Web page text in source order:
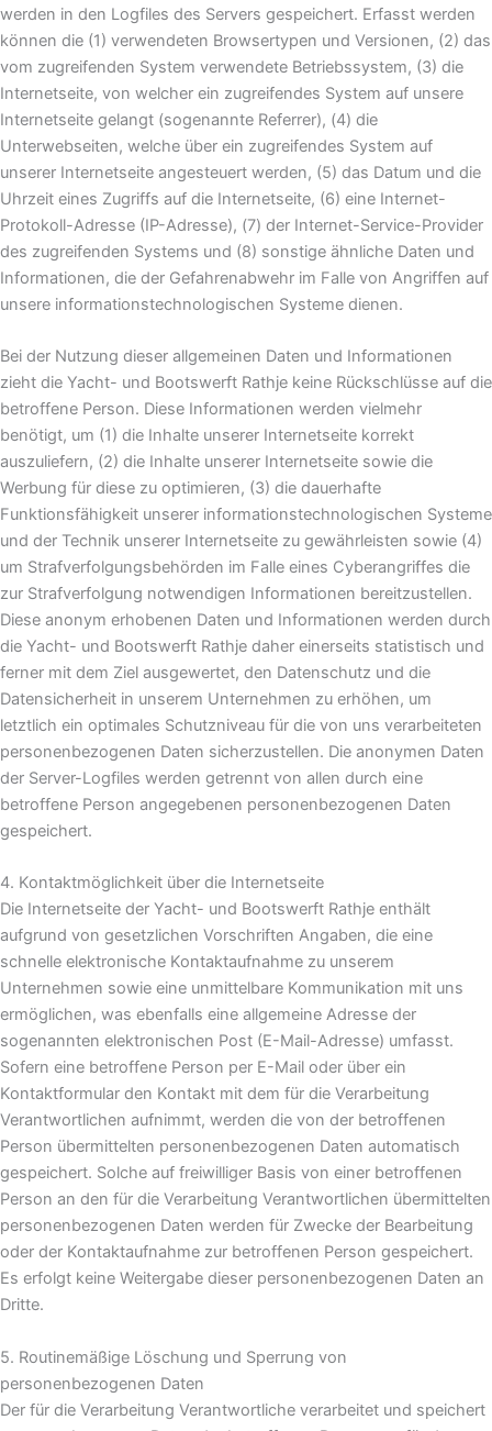
werden in den Logfiles des Servers gespeichert. Erfasst werden
können die (1) verwendeten Browsertypen und Versionen, (2) das
vom zugreifenden System verwendete Betriebssystem, (3) die
Internetseite, von welcher ein zugreifendes System auf unsere
Internetseite gelangt (sogenannte Referrer), (4) die
Unterwebseiten, welche über ein zugreifendes System auf
unserer Internetseite angesteuert werden, (5) das Datum und die
Uhrzeit eines Zugriffs auf die Internetseite, (6) eine Internet-
Protokoll-Adresse (IP-Adresse), (7) der Internet-Service-Provider
des zugreifenden Systems und (8) sonstige ähnliche Daten und
Informationen, die der Gefahrenabwehr im Falle von Angriffen auf
unsere informationstechnologischen Systeme dienen.
Bei der Nutzung dieser allgemeinen Daten und Informationen
zieht die Yacht- und Bootswerft Rathje keine Rückschlüsse auf die
betroffene Person. Diese Informationen werden vielmehr
benötigt, um (1) die Inhalte unserer Internetseite korrekt
auszuliefern, (2) die Inhalte unserer Internetseite sowie die
Werbung für diese zu optimieren, (3) die dauerhafte
Funktionsfähigkeit unserer informationstechnologischen Systeme
und der Technik unserer Internetseite zu gewährleisten sowie (4)
um Strafverfolgungsbehörden im Falle eines Cyberangriffes die
zur Strafverfolgung notwendigen Informationen bereitzustellen.
Diese anonym erhobenen Daten und Informationen werden durch
die Yacht- und Bootswerft Rathje daher einerseits statistisch und
ferner mit dem Ziel ausgewertet, den Datenschutz und die
Datensicherheit in unserem Unternehmen zu erhöhen, um
letztlich ein optimales Schutzniveau für die von uns verarbeiteten
personenbezogenen Daten sicherzustellen. Die anonymen Daten
der Server-Logfiles werden getrennt von allen durch eine
betroffene Person angegebenen personenbezogenen Daten
gespeichert.
4. Kontaktmöglichkeit über die Internetseite
Die Internetseite der Yacht- und Bootswerft Rathje enthält
aufgrund von gesetzlichen Vorschriften Angaben, die eine
schnelle elektronische Kontaktaufnahme zu unserem
Unternehmen sowie eine unmittelbare Kommunikation mit uns
ermöglichen, was ebenfalls eine allgemeine Adresse der
sogenannten elektronischen Post (E-Mail-Adresse) umfasst.
Sofern eine betroffene Person per E-Mail oder über ein
Kontaktformular den Kontakt mit dem für die Verarbeitung
Verantwortlichen aufnimmt, werden die von der betroffenen
Person übermittelten personenbezogenen Daten automatisch
gespeichert. Solche auf freiwilliger Basis von einer betroffenen
Person an den für die Verarbeitung Verantwortlichen übermittelten
personenbezogenen Daten werden für Zwecke der Bearbeitung
oder der Kontaktaufnahme zur betroffenen Person gespeichert.
Es erfolgt keine Weitergabe dieser personenbezogenen Daten an
Dritte.
5. Routinemäßige Löschung und Sperrung von
personenbezogenen Daten
Der für die Verarbeitung Verantwortliche verarbeitet und speichert